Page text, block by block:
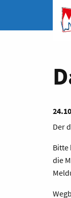
Der
Bitte
die